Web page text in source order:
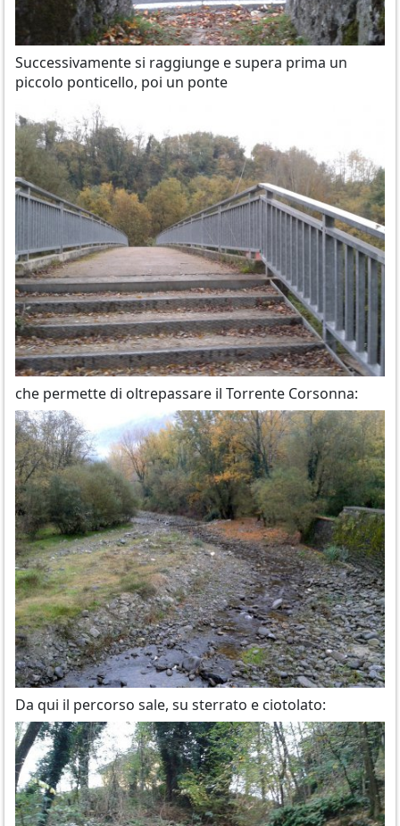
Successivamente si raggiunge e supera prima un
piccolo ponticello, poi un ponte
che permette di oltrepassare il Torrente Corsonna:
Da qui il percorso sale, su sterrato e ciotolato: